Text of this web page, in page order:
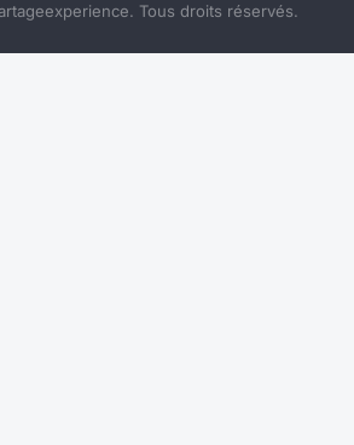
Tous droits réservés.